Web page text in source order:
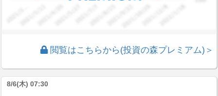
閲覧はこちらから(投資の森プレミアム)＞
8/6(木) 07:30